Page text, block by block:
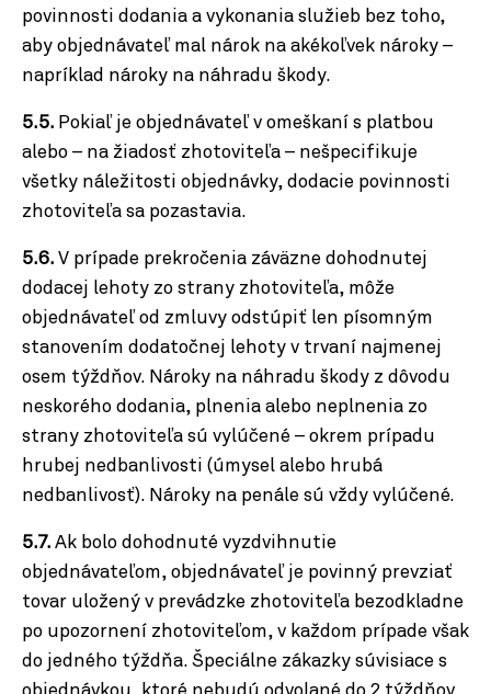
povinnosti dodania a vykonania služieb bez toho,
aby objednávateľ mal nárok na akékoľvek nároky –
napríklad nároky na náhradu škody.
5.5. Pokiaľ je objednávateľ v omeškaní s platbou
alebo – na žiadosť zhotoviteľa – nešpecifikuje
všetky náležitosti objednávky, dodacie povinnosti
zhotoviteľa sa pozastavia.
5.6. V prípade prekročenia záväzne dohodnutej
dodacej lehoty zo strany zhotoviteľa, môže
objednávateľ od zmluvy odstúpiť len písomným
stanovením dodatočnej lehoty v trvaní najmenej
osem týždňov. Nároky na náhradu škody z dôvodu
neskorého dodania, plnenia alebo neplnenia zo
strany zhotoviteľa sú vylúčené – okrem prípadu
hrubej nedbanlivosti (úmysel alebo hrubá
nedbanlivosť). Nároky na penále sú vždy vylúčené.
5.7. Ak bolo dohodnuté vyzdvihnutie
objednávateľom, objednávateľ je povinný prevziať
tovar uložený v prevádzke zhotoviteľa bezodkladne
po upozornení zhotoviteľom, v každom prípade však
do jedného týždňa. Špeciálne zákazky súvisiace s